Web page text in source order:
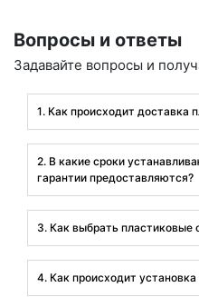
Вопросы и ответы
Задавайте вопросы и
1. Как происходит доставка
2. В какие сроки
гарантии предоставляются?
3. Как выбрать пластиковые
4. Как происходит